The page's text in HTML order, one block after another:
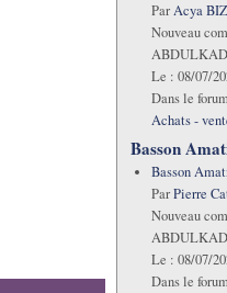
ParAcya
Nouveau
Le : 08/07/
Dans le
Achats -
Basson
Basson
ParPierre
Nouveau
Le : 08/07/
Dans le